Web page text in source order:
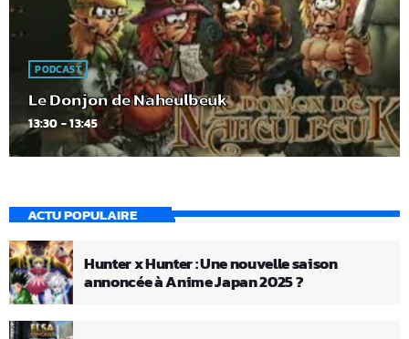
PODCAST
Le Donjon de Naheulbeuk
13:30 - 13:45
ACTU POPULAIRE
Hunter x Hunter : Une nouvelle saison
annoncée à Anime Japan 2025 ?